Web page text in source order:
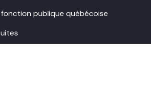
publique québécoise